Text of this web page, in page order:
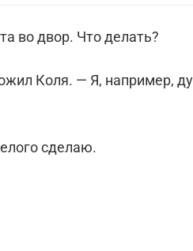
во двор. Что делать?
Коля. — Я, например,
сделаю.